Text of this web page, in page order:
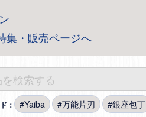
集・販売ページへ
： Yaiba 万能片刃 銀座包丁